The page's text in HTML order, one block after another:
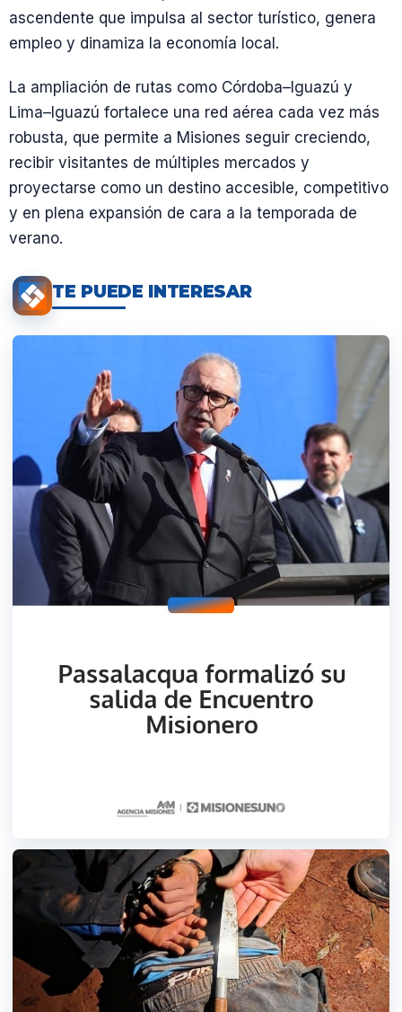
ascendente que impulsa al sector turístico, genera
empleo y dinamiza la economía local.
La ampliación de rutas como Córdoba–Iguazú y
Lima–Iguazú fortalece una red aérea cada vez más
robusta, que permite a Misiones seguir creciendo,
recibir visitantes de múltiples mercados y
proyectarse como un destino accesible, competitivo
y en plena expansión de cara a la temporada de
verano.
TE PUEDE INTERESAR